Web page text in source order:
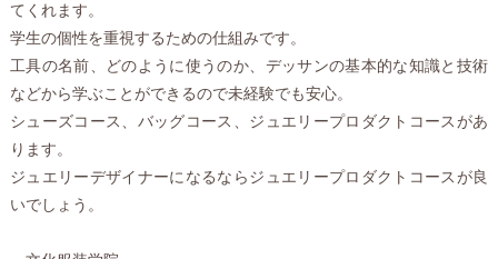
てくれます。
学生の個性を重視するための仕組みです。
工具の名前、どのように使うのか、デッサンの基本的な知識と技術
などから学ぶことができるので未経験でも安心。
シューズコース、バッグコース、ジュエリープロダクトコースがあ
ります。
ジュエリーデザイナーになるならジュエリープロダクトコースが良
いでしょう。